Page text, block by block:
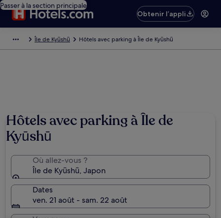
Passer à la section principale
Obtenir l’appli
Île de Kyūshū Hôtels avec parking à Île de Kyūshū
Hôtels avec parking à Île de
Kyūshū
Où allez-vous ?
Île de Kyūshū, Japon
Dates
ven. 21 août - sam. 22 août